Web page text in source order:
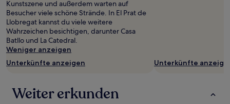
Kunstszene und außerdem warten auf
Besucher viele schöne Strände. In El Prat de
Llobregat kannst du viele weitere
Wahrzeichen besichtigen, darunter Casa
Batllo und La Catedral.
Weniger anzeigen
Unterkünfte anzeigen
Unterkünfte
Weiter erkunden